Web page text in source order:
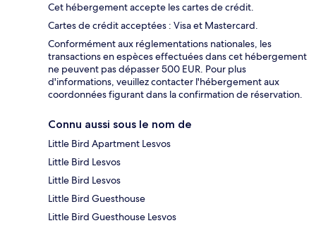
Cet hébergement accepte les cartes de crédit.
Cartes de crédit acceptées : Visa et Mastercard.
Conformément aux réglementations nationales, les
transactions en espèces effectuées dans cet hébergement
ne peuvent pas dépasser 500 EUR. Pour plus
d'informations, veuillez contacter l'hébergement aux
coordonnées figurant dans la confirmation de réservation.
Connu aussi sous le nom de
Little Bird Apartment Lesvos
Little Bird Lesvos
Little Bird Lesvos
Little Bird Guesthouse
Little Bird Guesthouse Lesvos